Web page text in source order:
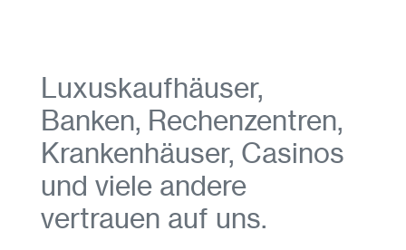
Luxuskaufhäuser,
Banken, Rechenzentren,
Krankenhäuser, Casinos
und viele andere
vertrauen auf uns.